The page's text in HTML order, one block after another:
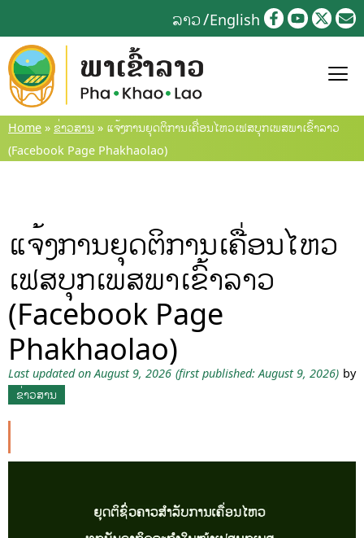
to
content
ລາວ English
Home » ຂ່າວສານ » ແຈ້ງການຍຸດຕິການເຄື່ອນໄຫວເຟສບຸກເພສພາເຂົ້າລາວ
(Facebook Page Phakhaolao)
ແຈ້ງການຍຸດຕິການເຄື່ອນໄຫວ
ເຟສບຸກເພສພາເຂົ້າລາວ
(Facebook Page
Phakhaolao)
Last updated on August 9, 2026 (first published: August 9, 2026) by
ຂ່າວສານ